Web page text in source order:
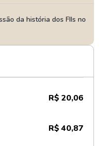
da história dos FIIs no
R$ 20,06
R$ 40,87